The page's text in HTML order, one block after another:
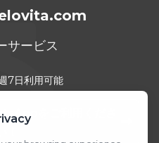
サービス
7日利用可能
をご利用くださ